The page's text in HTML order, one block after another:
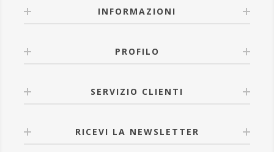
INFORMAZIONI
PROFILO
SERVIZIO CLIENTI
RICEVI LA NEWSLETTER